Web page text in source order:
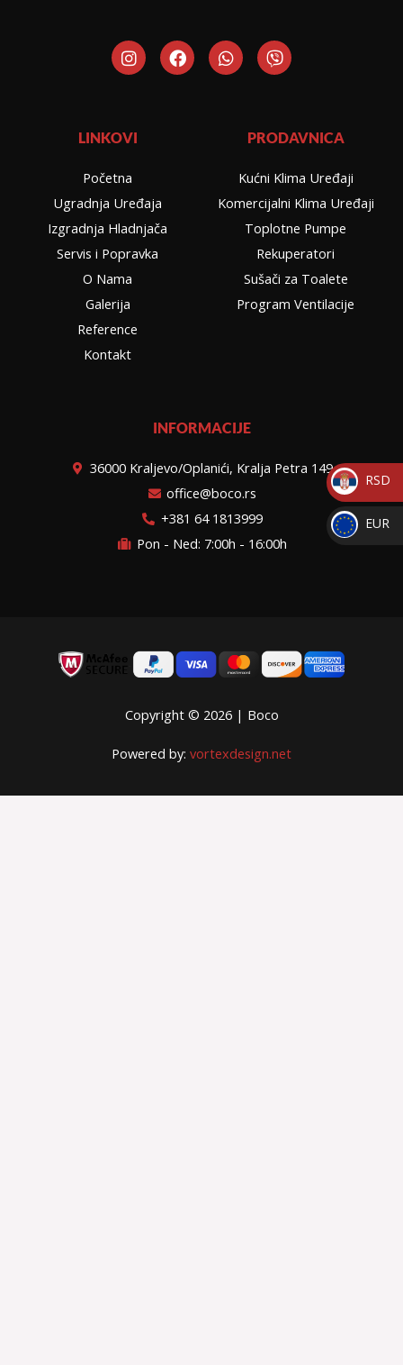
I
n
s
g
r
m
F
a
c
W
h
a
V
i
b
LINKOVI
Početna
Ugradnja Uređaja
Izgradnja Hladnjača
Servis i Popravka
O Nama
Galerija
Reference
Kontakt
PRODAVNICA
Kućni Klima Uređaji
Komercijalni Klima Uređaji
Toplotne Pumpe
Rekuperatori
Sušači za Toalete
Program Ventilacije
INFORMACIJE
36000 Kraljevo/Oplanići, Kralja Petra 149
office@boco.rs
+381 64 1813999
Pon - Ned: 7:00h - 16:00h
Copyright © 2026 | Boco
Powered by: vortexdesign.net
_
RSD
RSD
EUR